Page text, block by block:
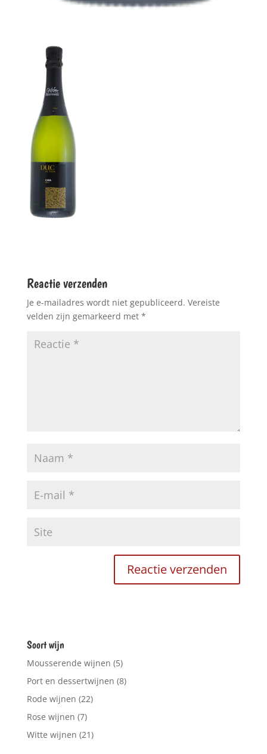
Reactie verzenden
Je e-mailadres wordt niet gepubliceerd. Vereiste
velden zijn gemarkeerd met *
Soort wijn
Mousserende wijnen (5)
Port en dessertwijnen (8)
Rode wijnen (22)
Rose wijnen (7)
Witte wijnen (21)